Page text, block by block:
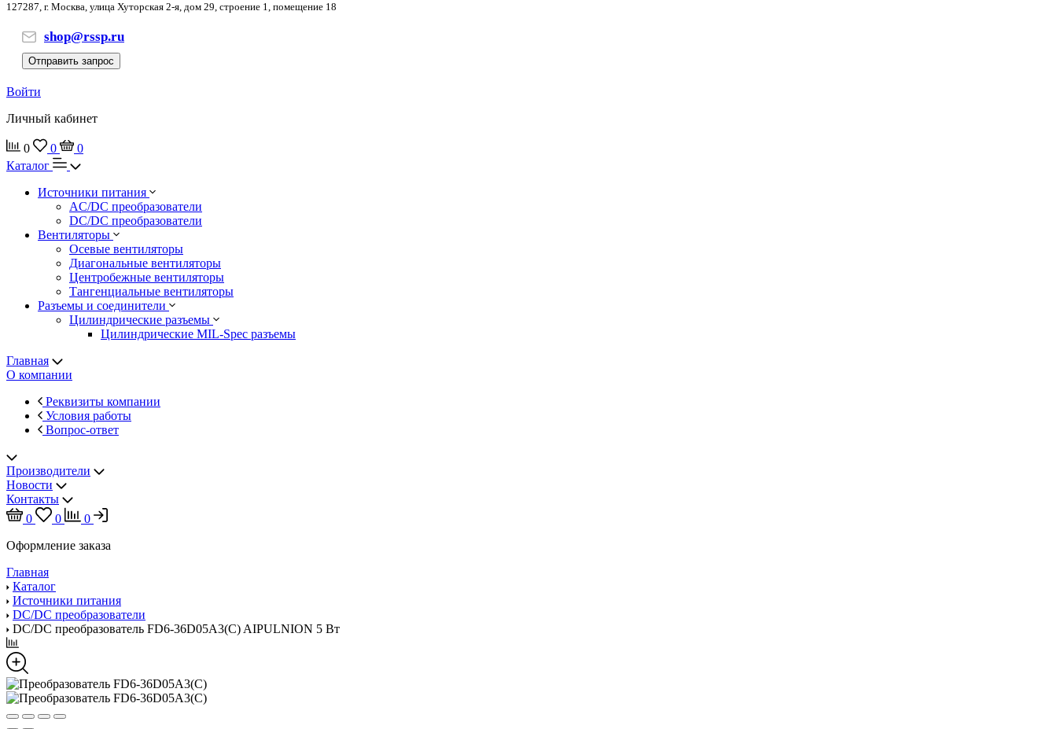
127287, г. Москва, улица Хуторская 2-я, дом 29, строение 1, помещение 18
shop@rssp.ru
Отправить запрос
Войти
Личный кабинет
0 0
0
Каталог
Источники питания
AC/DC преобразователи
DC/DC преобразователи
Вентиляторы
Осевые вентиляторы
Диагональные вентиляторы
Центробежные вентиляторы
Тангенциальные вентиляторы
Разъемы и соединители
Цилиндрические разъемы
Цилиндрические MIL-Spec разъемы
Главная
О компании
Реквизиты компании
Условия работы
Вопрос-ответ
Производители
Новости
Контакты
0
0
0
Оформление заказа
Главная
Каталог
Источники питания
DC/DC преобразователи
DC/DC преобразователь FD6-36D05A3(C) AIPULNION 5 Вт